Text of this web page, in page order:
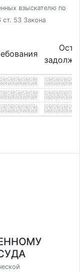
взыскателю по
53 Закона